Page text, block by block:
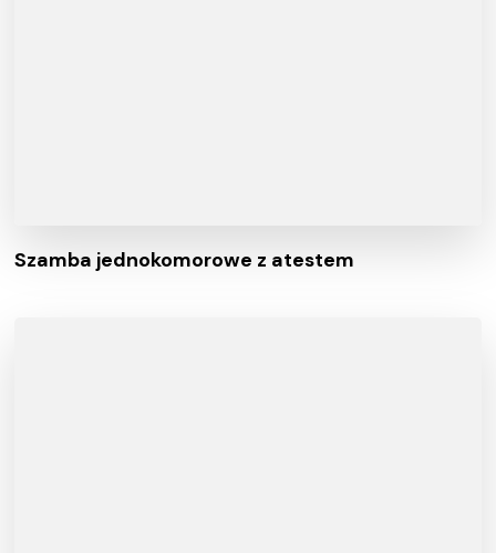
Szamba jednokomorowe z atestem